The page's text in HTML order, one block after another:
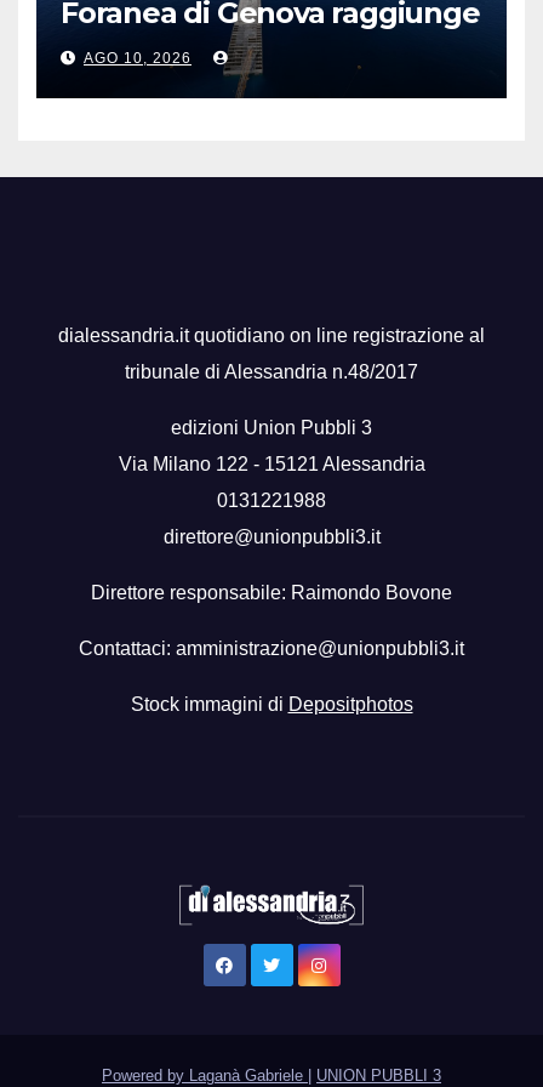
Foranea di Genova raggiunge
1,5 chilometri di lunghezza
AGO 10, 2026
dialessandria.it quotidiano on line registrazione al
tribunale di Alessandria n.48/2017
edizioni Union Pubbli 3
Via Milano 122 - 15121 Alessandria
0131221988
direttore@unionpubbli3.it
Direttore responsabile: Raimondo Bovone
Contattaci: amministrazione@unionpubbli3.it
Stock immagini di Depositphotos
Powered by Laganà Gabriele UNION PUBBLI 3